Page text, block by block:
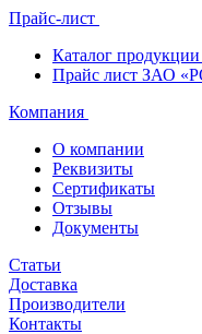
Прайс-лист
Каталог
Прайс лист ЗАО
Компания
О компании
Реквизиты
Сертификаты
Отзывы
Документы
Статьи
Доставка
Производители
Контакты